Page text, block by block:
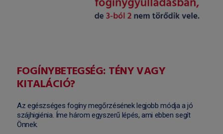
FOGÍNYBETEGSÉG: TÉNY VAGY
KITALÁCIÓ?
Az egészséges fogíny megőrzésének legjobb módja a jó
szájhigiénia. Íme három egyszerű lépés, ami ebben segít
Önnek.